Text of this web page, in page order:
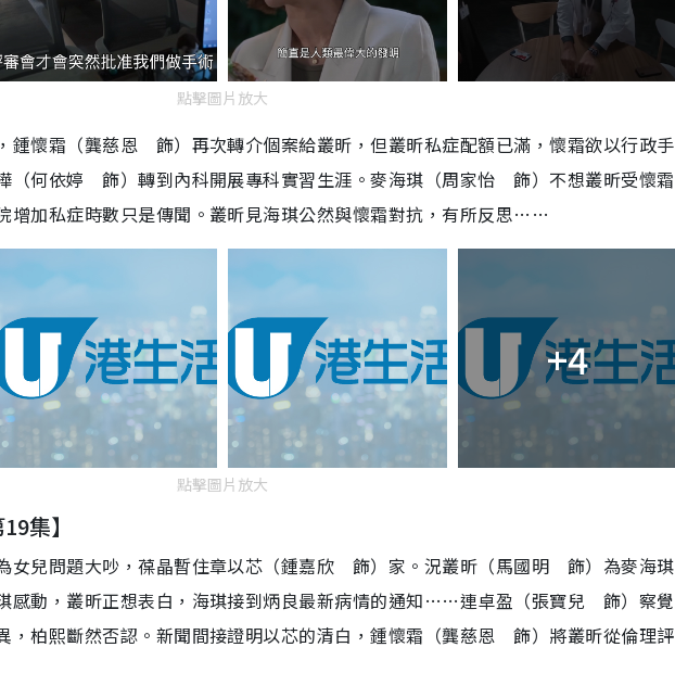
點擊圖片放大
鍾懷霜（龔慈恩 飾）再次轉介個案給叢昕，但叢昕私症配額已滿，懷霜欲以行政手
（何依婷 飾）轉到內科開展專科實習生涯。麥海琪（周家怡 飾）不想叢昕受懷霜
增加私症時數只是傳聞。叢昕見海琪公然與懷霜對抗，有所反思……
+4
點擊圖片放大
集】
兒問題大吵，葆晶暫住章以芯（鍾嘉欣 飾）家。況叢昕（馬國明 飾）為麥海琪
感動，叢昕正想表白，海琪接到炳良最新病情的通知……連卓盈（張寶兒 飾）察覺
柏熙斷然否認。新聞間接證明以芯的清白，鍾懷霜（龔慈恩 飾）將叢昕從倫理評